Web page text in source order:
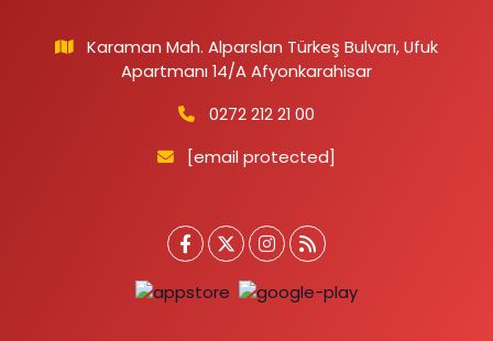
Karaman Mah. Alparslan Türkeş Bulvarı, Ufuk
Apartmanı 14/A Afyonkarahisar
0272 212 21 00
[email protected]